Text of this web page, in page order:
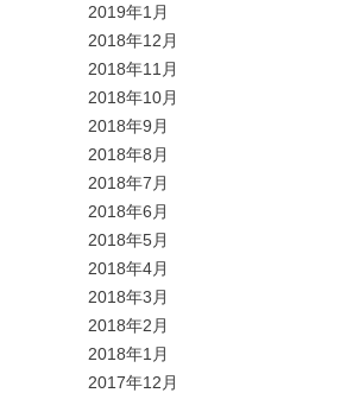
2019年1月
2018年12月
2018年11月
2018年10月
2018年9月
2018年8月
2018年7月
2018年6月
2018年5月
2018年4月
2018年3月
2018年2月
2018年1月
2017年12月